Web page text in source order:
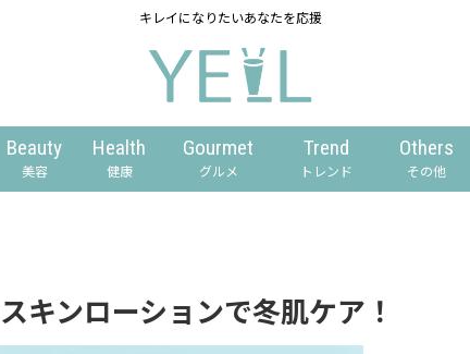
キレイになりたいあなたを応援
Beauty
美容
Health
健康
Gourmet
グルメ
Trend
トレンド
Others
その他
キンローションで冬肌ケア！